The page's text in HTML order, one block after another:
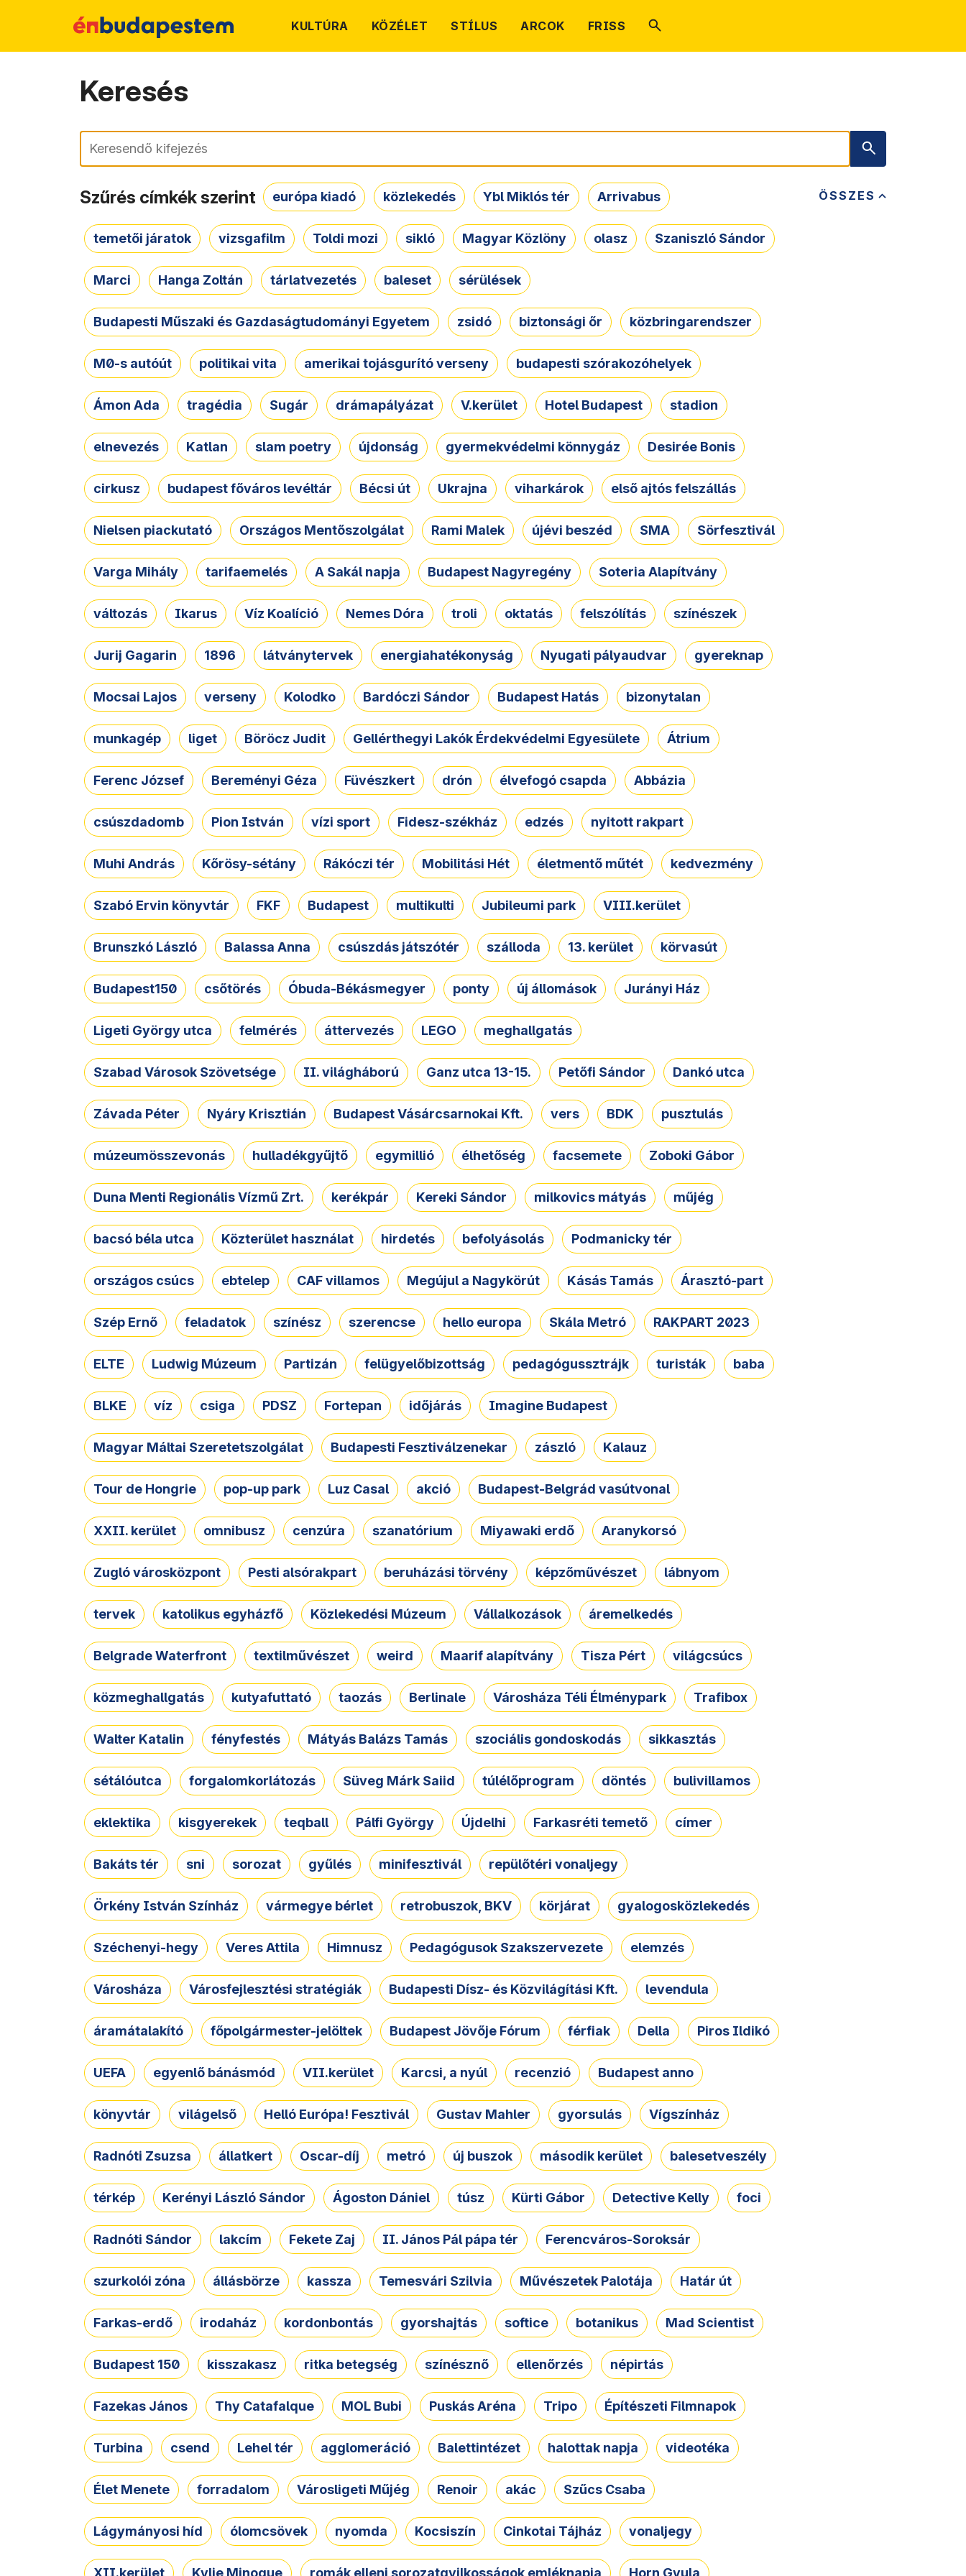
KULTÚRA KÖZÉLET STÍLUS ARCOK FRISS
Keresés
Keresés
ÖSSZES
Szűrés címkék szerint európa kiadó közlekedés Ybl Miklós tér Arrivabus
temetői járatok vizsgafilm Toldi mozi sikló Magyar Közlöny olasz Szaniszló Sándor
Marci Hanga Zoltán tárlatvezetés baleset sérülések
Budapesti Műszaki és Gazdaságtudományi Egyetem zsidó biztonsági őr közbringarendszer
M0-s autóút politikai vita amerikai tojásgurító verseny budapesti szórakozóhelyek
Ámon Ada tragédia Sugár drámapályázat V.kerület Hotel Budapest stadion
elnevezés Katlan slam poetry újdonság gyermekvédelmi könnygáz Desirée Bonis
cirkusz budapest főváros levéltár Bécsi út Ukrajna viharkárok első ajtós felszállás
Nielsen piackutató Országos Mentőszolgálat Rami Malek újévi beszéd SMA Sörfesztivál
Varga Mihály tarifaemelés A Sakál napja Budapest Nagyregény Soteria Alapítvány
változás Ikarus Víz Koalíció Nemes Dóra troli oktatás felszólítás színészek
Jurij Gagarin 1896 látványtervek energiahatékonyság Nyugati pályaudvar gyereknap
Mocsai Lajos verseny Kolodko Bardóczi Sándor Budapest Hatás bizonytalan
munkagép liget Böröcz Judit Gellérthegyi Lakók Érdekvédelmi Egyesülete Átrium
Ferenc József Bereményi Géza Füvészkert drón élvefogó csapda Abbázia
csúszdadomb Pion István vízi sport Fidesz-székház edzés nyitott rakpart
Muhi András Kőrösy-sétány Rákóczi tér Mobilitási Hét életmentő műtét kedvezmény
Szabó Ervin könyvtár FKF Budapest multikulti Jubileumi park VIII.kerület
Brunszkó László Balassa Anna csúszdás játszótér szálloda 13. kerület körvasút
Budapest150 csőtörés Óbuda-Békásmegyer ponty új állomások Jurányi Ház
Ligeti György utca felmérés áttervezés LEGO meghallgatás
Szabad Városok Szövetsége II. világháború Ganz utca 13-15. Petőfi Sándor Dankó utca
Závada Péter Nyáry Krisztián Budapest Vásárcsarnokai Kft. vers BDK pusztulás
múzeumösszevonás hulladékgyűjtő egymillió élhetőség facsemete Zoboki Gábor
Duna Menti Regionális Vízmű Zrt. kerékpár Kereki Sándor milkovics mátyás műjég
bacsó béla utca Közterület használat hirdetés befolyásolás Podmanicky tér
országos csúcs ebtelep CAF villamos Megújul a Nagykörút Kásás Tamás Árasztó-part
Szép Ernő feladatok színész szerencse hello europa Skála Metró RAKPART 2023
ELTE Ludwig Múzeum Partizán felügyelőbizottság pedagógussztrájk turisták baba
BLKE víz csiga PDSZ Fortepan időjárás Imagine Budapest
Magyar Máltai Szeretetszolgálat Budapesti Fesztiválzenekar zászló Kalauz
Tour de Hongrie pop-up park Luz Casal akció Budapest-Belgrád vasútvonal
XXII. kerület omnibusz cenzúra szanatórium Miyawaki erdő Aranykorsó
Zugló városközpont Pesti alsórakpart beruházási törvény képzőművészet lábnyom
tervek katolikus egyházfő Közlekedési Múzeum Vállalkozások áremelkedés
Belgrade Waterfront textilművészet weird Maarif alapítvány Tisza Pért világcsúcs
közmeghallgatás kutyafuttató taozás Berlinale Városháza Téli Élménypark Trafibox
Walter Katalin fényfestés Mátyás Balázs Tamás szociális gondoskodás sikkasztás
sétálóutca forgalomkorlátozás Süveg Márk Saiid túlélőprogram döntés bulivillamos
eklektika kisgyerekek teqball Pálfi György Újdelhi Farkasréti temető címer
Bakáts tér sni sorozat gyűlés minifesztivál repülőtéri vonaljegy
Örkény István Színház vármegye bérlet retrobuszok, BKV körjárat gyalogosközlekedés
Széchenyi-hegy Veres Attila Himnusz Pedagógusok Szakszervezete elemzés
Városháza Városfejlesztési stratégiák Budapesti Dísz- és Közvilágítási Kft. levendula
áramátalakító főpolgármester-jelöltek Budapest Jövője Fórum férfiak Della Piros Ildikó
UEFA egyenlő bánásmód VII.kerület Karcsi, a nyúl recenzió Budapest anno
könyvtár világelső Helló Európa! Fesztivál Gustav Mahler gyorsulás Vígszínház
Radnóti Zsuzsa állatkert Oscar-díj metró új buszok második kerület balesetveszély
térkép Kerényi László Sándor Ágoston Dániel túsz Kürti Gábor Detective Kelly foci
Radnóti Sándor lakcím Fekete Zaj II. János Pál pápa tér Ferencváros-Soroksár
szurkolói zóna állásbörze kassza Temesvári Szilvia Művészetek Palotája Határ út
Farkas-erdő irodaház kordonbontás gyorshajtás softice botanikus Mad Scientist
Budapest 150 kisszakasz ritka betegség színésznő ellenőrzés népirtás
Fazekas János Thy Catafalque MOL Bubi Puskás Aréna Tripo Építészeti Filmnapok
Turbina csend Lehel tér agglomeráció Balettintézet halottak napja videotéka
Élet Menete forradalom Városligeti Műjég Renoir akác Szűcs Csaba
Lágymányosi híd ólomcsövek nyomda Kocsiszín Cinkotai Tájház vonaljegy
XII.kerület Kylie Minogue romák elleni sorozatgyilkosságok emléknapja Horn Gyula